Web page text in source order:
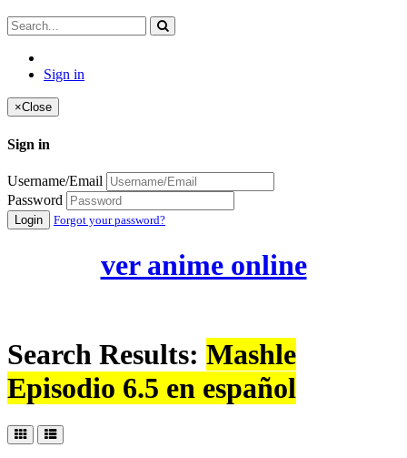
Sign in
×Close
Sign in
Username/Email
Password
Login Forgot your password?
ver anime online
Search Results: Mashle
Episodio 6.5 en español